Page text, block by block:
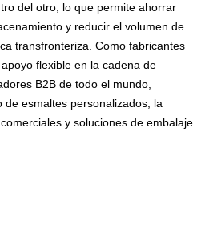
del otro, lo que permite ahorrar
y reducir el volumen de
transfronteriza. Como fabricantes
flexible en la cadena de
B2B de todo el mundo,
de esmaltes personalizados, la
y soluciones de embalaje